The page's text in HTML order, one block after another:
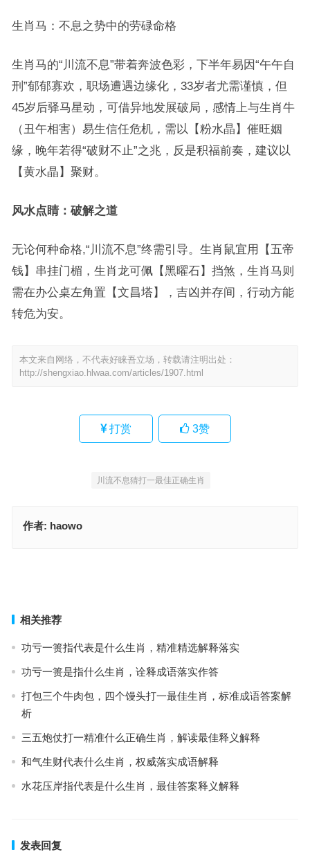
生肖马：不息之势中的劳碌命格
生肖马的“川流不息”带着奔波色彩，下半年易因“午午自
刑”郁郁寡欢，职场遭遇边缘化，33岁者尤需谨慎，但
45岁后驿马星动，可借异地发展破局，感情上与生肖牛
（丑午相害）易生信任危机，需以【粉水晶】催旺姻
缘，晚年若得“破财不止”之兆，反是积福前奏，建议以
【黄水晶】聚财。
风水点睛：破解之道
无论何种命格,“川流不息”终需引导。生肖鼠宜用【五帝
钱】串挂门楣，生肖龙可佩【黑曜石】挡煞，生肖马则
需在办公桌左角置【文昌塔】，吉凶并存间，行动方能
转危为安。
本文来自网络，不代表好睐吾立场，转载请注明出处：
http://shengxiao.hlwaa.com/articles/1907.html
打赏 3赞
川流不息猜打一最佳正确生肖
作者: haowo
相关推荐
功亏一篑指代表是什么生肖，精准精选解释落实
功亏一篑是指什么生肖，诠释成语落实作答
打包三个牛肉包，四个馒头打一最佳生肖，标准成语答案解
析
三五炮仗打一精准什么正确生肖，解读最佳释义解释
和气生财代表什么生肖，权威落实成语解释
水花压岸指代表是什么生肖，最佳答案释义解释
发表回复